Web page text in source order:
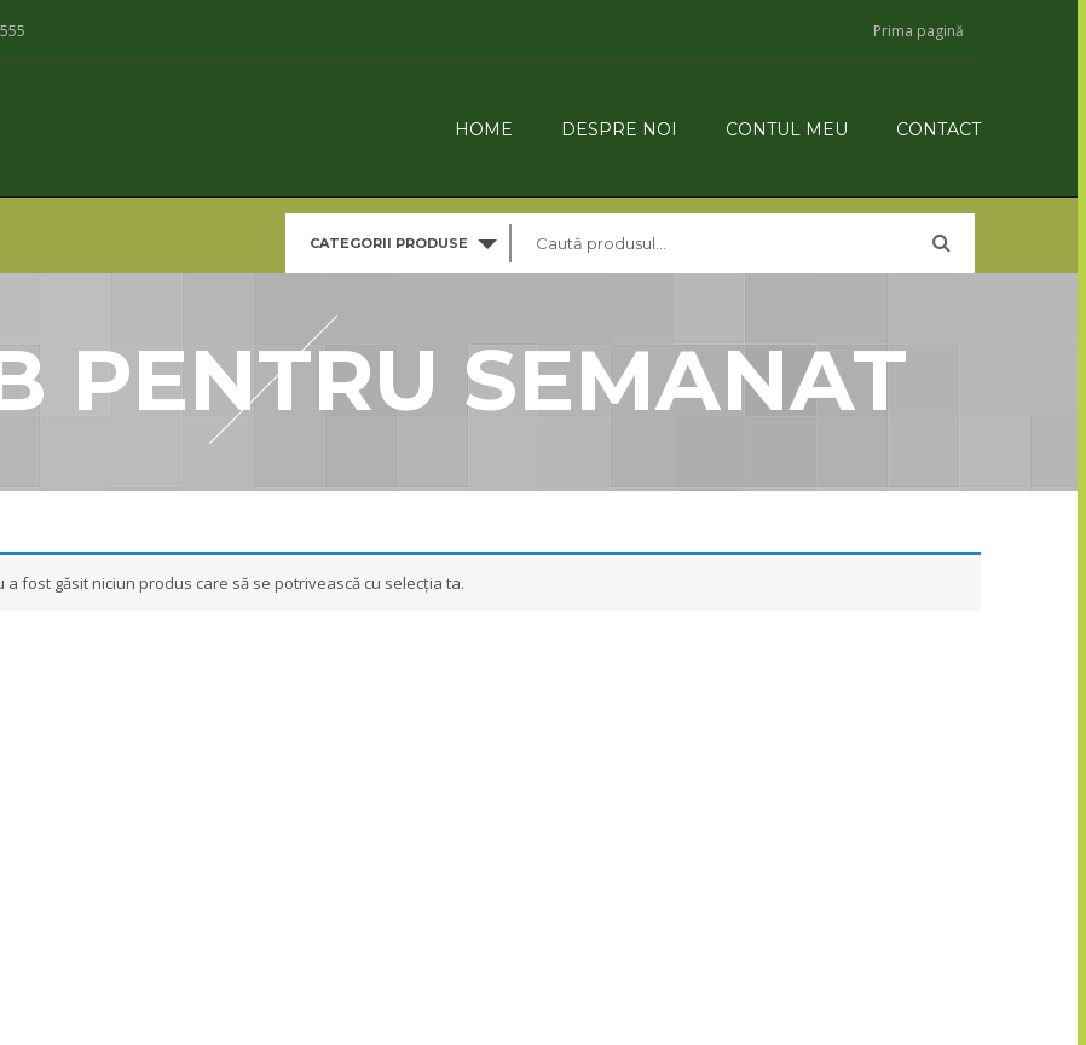
Prima pagină
HOME DESPRE NOI CONTUL MEU CONTACT
CATEGORII PRODUSE
PENTRU SEMANAT
a fost găsit niciun produs care să se potrivească cu selecția ta.